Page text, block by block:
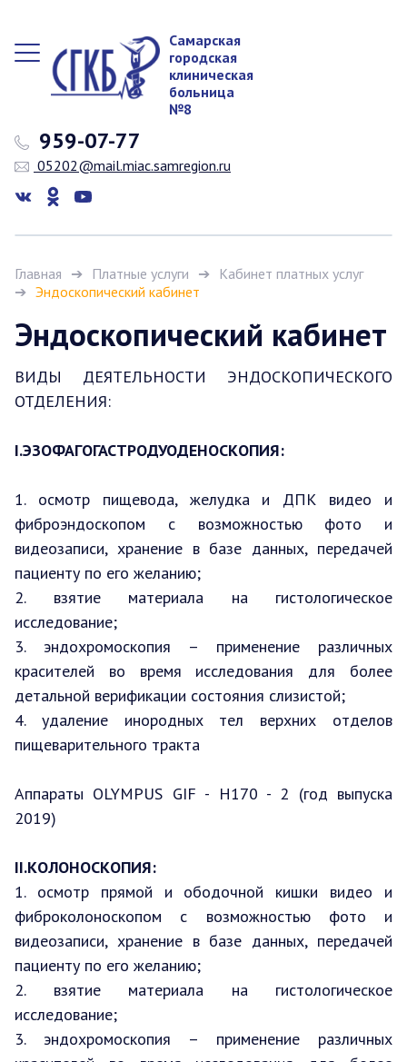
Самарская
городская
клиническая
больница
№8
959-07-77
05202@mail.miac.samregion.ru
Главная Платные услуги
Кабинет платных услуг
Эндоскопический кабинет
Эндоскопический кабинет
ВИДЫ ДЕЯТЕЛЬНОСТИ ЭНДОСКОПИЧЕСКОГО
ОТДЕЛЕНИЯ:
I.ЭЗОФАГОГАСТРОДУОДЕНОСКОПИЯ:
1. осмотр пищевода, желудка и ДПК видео и
фиброэндоскопом с возможностью фото и
видеозаписи, хранение в базе данных, передачей
пациенту по его желанию;
2. взятие материала на гистологическое
исследование;
3. эндохромоскопия – применение различных
красителей во время исследования для более
детальной верификации состояния слизистой;
4. удаление инородных тел верхних отделов
пищеварительного тракта
Аппараты OLYMPUS GIF - H170 - 2 (год выпуска
2019)
II.КОЛОНОСКОПИЯ:
1. осмотр прямой и ободочной кишки видео и
фиброколоноскопом с возможностью фото и
видеозаписи, хранение в базе данных, передачей
пациенту по его желанию;
2. взятие материала на гистологическое
исследование;
3. эндохромоскопия – применение различных